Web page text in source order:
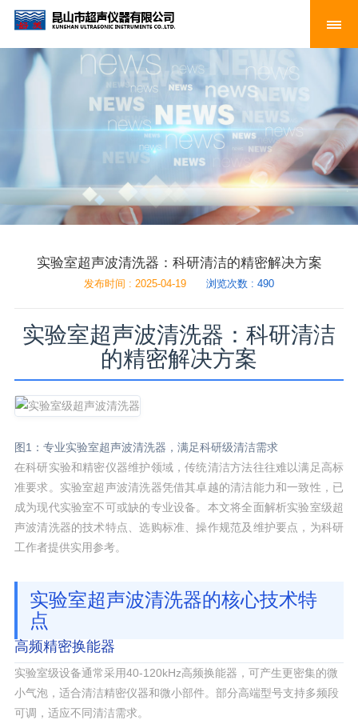
实验室超声波清洗器：科研清洁的精密解决方案
发布时间 : 2025-04-19 浏览次数 : 490
实验室超声波清洗器：科研清洁
的精密解决方案
图1：专业实验室超声波清洗器，满足科研级清洁需求
在科研实验和精密仪器维护领域，传统清洁方法往往难以满足高标
准要求。实验室超声波清洗器凭借其卓越的清洁能力和一致性，已
成为现代实验室不可或缺的专业设备。本文将全面解析实验室级超
声波清洗器的技术特点、选购标准、操作规范及维护要点，为科研
工作者提供实用参考。
实验室超声波清洗器的核心技术特
点
高频精密换能器
实验室级设备通常采用40-120kHz高频换能器，可产生更密集的微
小气泡，适合清洁精密仪器和微小部件。部分高端型号支持多频段
可调，适应不同清洁需求。